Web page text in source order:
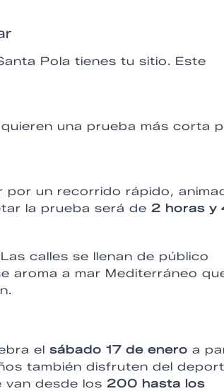
Pola tienes tu sitio. Este
una prueba más corta
por un recorrido rápido,
la prueba será de 2 horas y
calles se llenan de público
aroma a mar Mediterráneo
el sábado 17 de enero a
también disfruten del
van desde los 200 hasta los